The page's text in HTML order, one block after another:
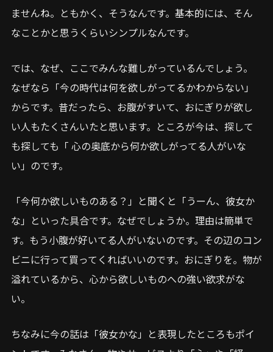
ませんね。ともかく、そうなんです。基本的には、そん
なことかと思うくらいシンプルなんです。
では、なぜ、ここでみんな難しがっているんでしょう。
なぜなら「今の時代は何を欲しがってるかわからない」
からです。昔だったら、お腹がすいて、おにぎりが欲し
い人もたくさんいたと思います。ところが今は、探して
も探しても「 心の奥底から何か欲しがってる人がいな
い」のです。
「今何か欲しいものある？」と聞くと「うーん、彼女か
な」といった具合です。なぜでしょうか。理由は簡単で
す。もう小腹が好いてる人がいないのです。その辺のコン
ビニに行って買ってくればいいのです。おにぎりを。物が
溢れているから、心から欲しいものへの強い欲求がな
い。
ちなみに今の話は「彼女かな」と表現したところもポイ